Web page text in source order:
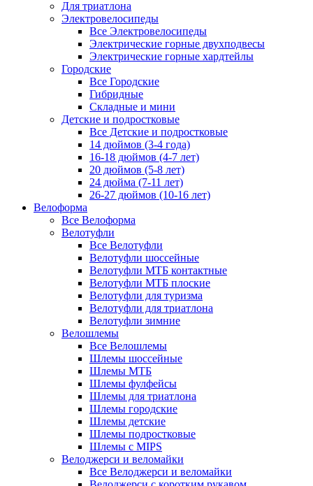
Для триатлона
Электровелосипеды
Все Электровелосипеды
Электрические горные двухподвесы
Электрические горные хардтейлы
Городские
Все Городские
Гибридные
Складные и мини
Детские и подростковые
Все Детские и подростковые
14 дюймов (3-4 года)
16-18 дюймов (4-7 лет)
20 дюймов (5-8 лет)
24 дюйма (7-11 лет)
26-27 дюймов (10-16 лет)
Велоформа
Все Велоформа
Велотуфли
Все Велотуфли
Велотуфли шоссейные
Велотуфли МТБ контактные
Велотуфли МТБ плоские
Велотуфли для туризма
Велотуфли для триатлона
Велотуфли зимние
Велошлемы
Все Велошлемы
Шлемы шоссейные
Шлемы МТБ
Шлемы фулфейсы
Шлемы для триатлона
Шлемы городские
Шлемы детские
Шлемы подростковые
Шлемы с MIPS
Велоджерси и веломайки
Все Велоджерси и веломайки